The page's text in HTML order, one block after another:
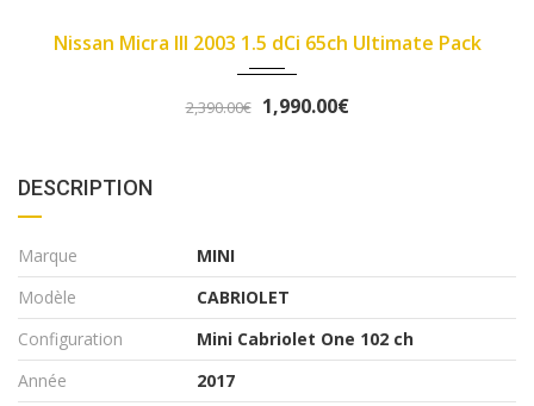
Fiat Panda II 2007 1.1 8v 54ch Dynamic
3,490.00€ 3,290.00€
DESCRIPTION
Marque
MINI
Modèle
CABRIOLET
Configuration
Mini Cabriolet One 102 ch
Année
2017